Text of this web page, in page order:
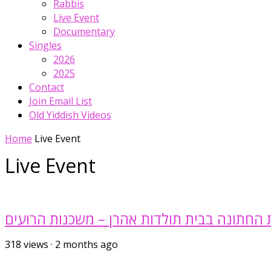
Rabbis
Live Event
Documentary
Singles
2026
2025
Contact
Join Email List
Old Yiddish Videos
Home Live Event
Live Event
בבית תולדות אהרן – משכנות הרועים
318 views · 2 months ago